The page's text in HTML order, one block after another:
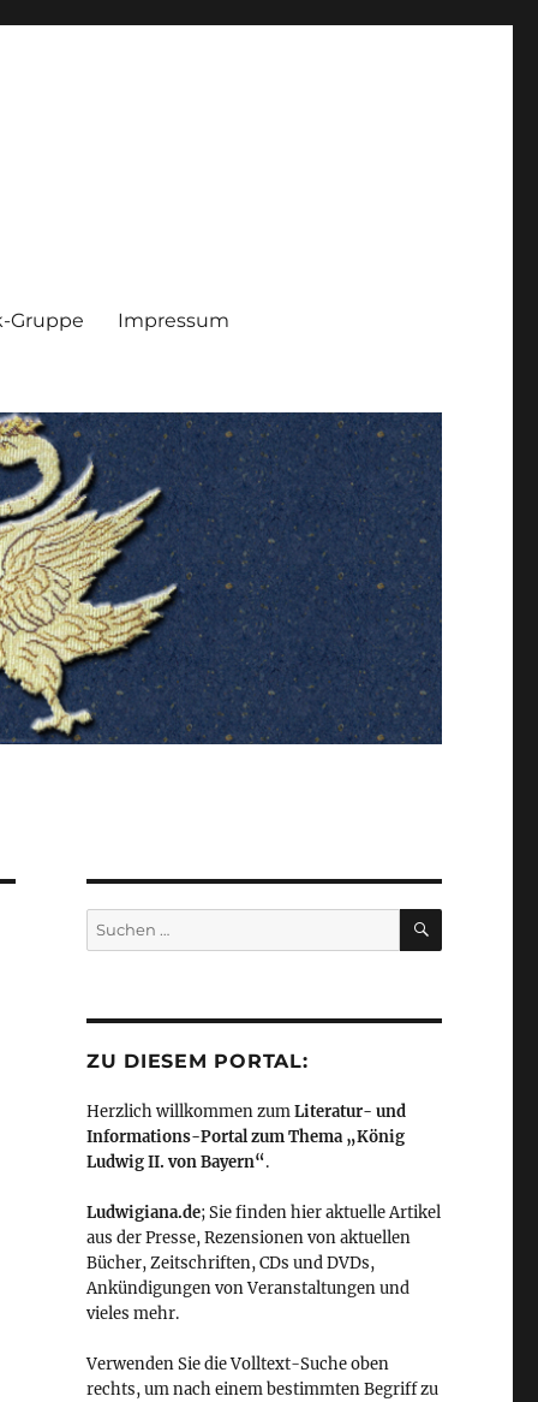
Gruppe Impressum
Suchen
nach:
SUCHEN
ZU DIESEM PORTAL:
Herzlich willkommen zumLiteratur- und
Informations-Portal zum Thema „König
Ludwig II. von Bayern“.
Ludwigiana.de; Sie finden hier aktuelle Artikel
aus der Presse, Rezensionen von aktuellen
Bücher, Zeitschriften, CDs und DVDs,
Ankündigungen von Veranstaltungen und
vieles mehr.
Verwenden Sie die Volltext-Suche oben
rechts, um nach einem bestimmten Begriff zu